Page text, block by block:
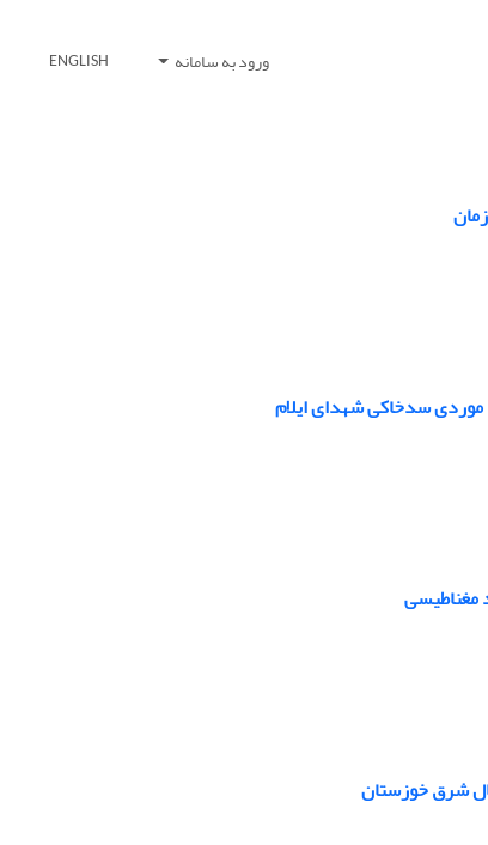
ورود به سامانه ENGLISH
موردی سدخاکی شهدای ایلام
مغناطیسی
شرق خوزستان